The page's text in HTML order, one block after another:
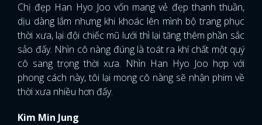
Chị đẹp Han Hyo Joo vốn mang vẻ đẹp thanh thuần,
dịu dàng lắm nhưng khi khoác lên mình bộ trang phục
thời xưa, lại đội chiếc mũ lưới thì lại tăng thêm phần sắc
sảo đấy. Nhìn cô nàng đúng là toát ra khí chất một quý
cô sang trọng thời xưa. Nhìn Han Hyo Joo hợp với
phong cách này, tôi lại mong cô nàng sẽ nhận phim về
thời xưa nhiều hơn đấy.
Kim Min Jung